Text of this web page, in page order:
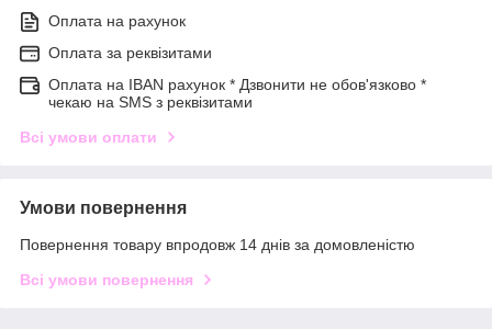
Оплата на рахунок
Оплата за реквізитами
Оплата на IBAN рахунок * Дзвонити не обов'язково *
чекаю на SMS з реквізитами
Всі умови оплати
Умови повернення
Повернення товару впродовж 14 днів за домовленістю
Всі умови повернення